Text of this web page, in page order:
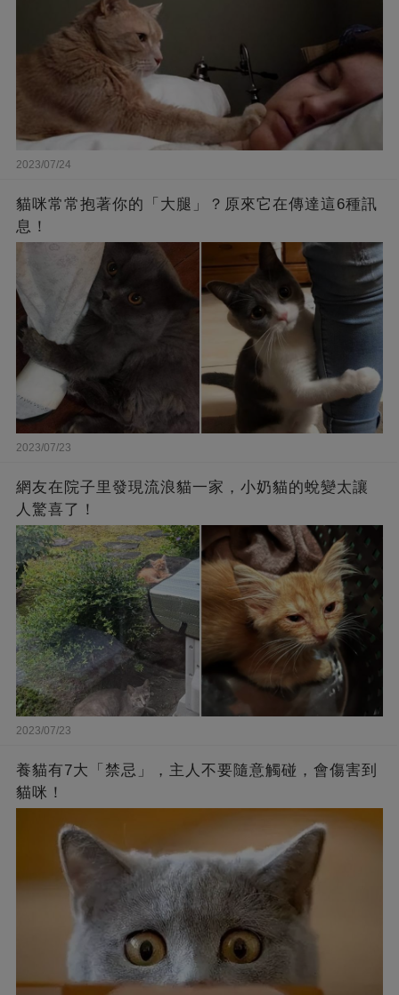
2023/07/24
貓咪常常抱著你的「大腿」？原來它在傳達這6種訊
息！
2023/07/23
網友在院子里發現流浪貓一家，小奶貓的蛻變太讓
人驚喜了！
2023/07/23
養貓有7大「禁忌」，主人不要隨意觸碰，會傷害到
貓咪！